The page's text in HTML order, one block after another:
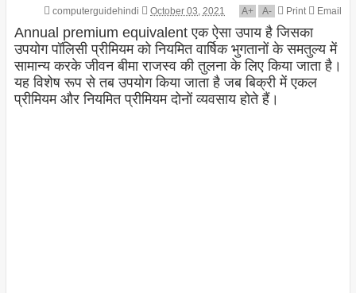
computerguidehindi October 03, 2021 A+ A- Print Email
Annual premium equivalent एक ऐसा उपाय है जिसका
उपयोग पॉलिसी प्रीमियम को नियमित वार्षिक भुगतानों के समतुल्य में
सामान्य करके जीवन बीमा राजस्व की तुलना के लिए किया जाता है।
यह विशेष रूप से तब उपयोग किया जाता है जब बिक्री में एकल
प्रीमियम और नियमित प्रीमियम दोनों व्यवसाय होते हैं।